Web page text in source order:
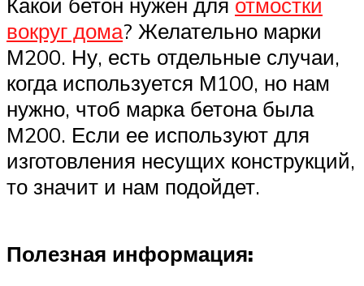
вокруг дома? Желательно марки
М200. Ну, есть отдельные случаи,
когда используется М100, но нам
нужно, чтоб марка бетона была
М200. Если ее используют для
изготовления несущих конструкций,
то значит и нам подойдет.
Полезная информация: